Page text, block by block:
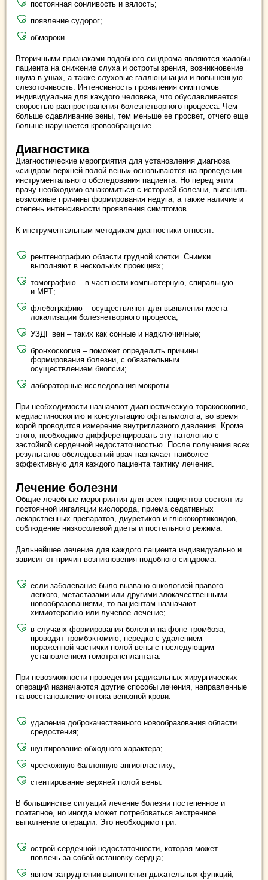
постоянная сонливость и вялость;
появление судорог;
обмороки.
Вторичными признаками подобного синдрома являются жалобы
пациента на снижение слуха и остроты зрения, возникновение
шума в ушах, а также слуховые галлюцинации и повышенную
слезоточивость. Интенсивность проявления симптомов
индивидуальна для каждого человека, что обуславливается
скоростью распространения болезнетворного процесса. Чем
больше сдавливание вены, тем меньше ее просвет, отчего еще
больше нарушается кровообращение.
Диагностика
Диагностические мероприятия для установления диагноза
«синдром верхней полой вены» основываются на проведении
инструментального обследования пациента. Но перед этим
врачу необходимо ознакомиться с историей болезни, выяснить
возможные причины формирования недуга, а также наличие и
степень интенсивности проявления симптомов.
К инструментальным методикам диагностики относят:
рентгенографию области грудной клетки. Снимки
выполняют в нескольких проекциях;
томографию – в частности компьютерную, спиральную
и МРТ;
флебографию – осуществляют для выявления места
локализации болезнетворного процесса;
УЗДГ вен – таких как сонные и надключичные;
бронхоскопия – поможет определить причины
формирования болезни, с обязательным
осуществлением биопсии;
лабораторные исследования мокроты.
При необходимости назначают диагностическую торакоскопию,
медиастиноскопию и консультацию офтальмолога, во время
корой проводится измерение внутриглазного давления. Кроме
этого, необходимо дифференцировать эту патологию с
застойной сердечной недостаточностью. После получения всех
результатов обследований врач назначает наиболее
эффективную для каждого пациента тактику лечения.
Лечение болезни
Общие лечебные мероприятия для всех пациентов состоят из
постоянной ингаляции кислорода, приема седативных
лекарственных препаратов, диуретиков и глюкокортикоидов,
соблюдение низкосолевой диеты и постельного режима.
Дальнейшее лечение для каждого пациента индивидуально и
зависит от причин возникновения подобного синдрома:
если заболевание было вызвано онкологией правого
легкого, метастазами или другими злокачественными
новообразованиями, то пациентам назначают
химиотерапию или лучевое лечение;
в случаях формирования болезни на фоне тромбоза,
проводят тромбэктомию, нередко с удалением
пораженной частички полой вены с последующим
установлением гомотрансплантата.
При невозможности проведения радикальных хирургических
операций назначаются другие способы лечения, направленные
на восстановление оттока венозной крови:
удаление доброкачественного новообразования области
средостения;
шунтирование обходного характера;
чрескожную баллонную ангиопластику;
стентирование верхней полой вены.
В большинстве ситуаций лечение болезни постепенное и
поэтапное, но иногда может потребоваться экстренное
выполнение операции. Это необходимо при:
острой сердечной недостаточности, которая может
повлечь за собой остановку сердца;
явном затруднении выполнения дыхательных функций;